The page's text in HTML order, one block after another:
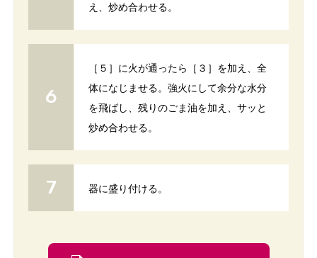
え、炒め合わせる。
［５］に火が通ったら［３］を加え、全
体になじませる。強火にして余分な水分
を飛ばし、残りのごま油を加え、サッと
炒め合わせる。
器に盛り付ける。